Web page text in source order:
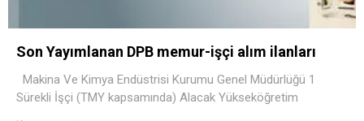
Son Yayımlanan DPB memur-işçi alım ilanları
Makina Ve Kimya Endüstrisi Kurumu Genel Müdürlüğü 1
Sürekli İşçi (TMY kapsamında) Alacak Yükseköğretim